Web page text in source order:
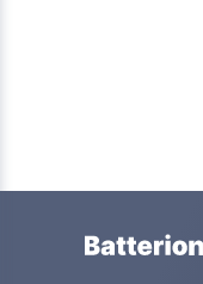
Блоки
Блоки
Блоки